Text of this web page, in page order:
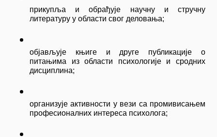
прикупља и обрађује научну и стручну
литературу у области свог деловања;
објављује књиге и друге публикације о
питањима из области психологије и сродних
дисциплина;
организује активности у вези са промивисањем
професионалних интереса психолога;